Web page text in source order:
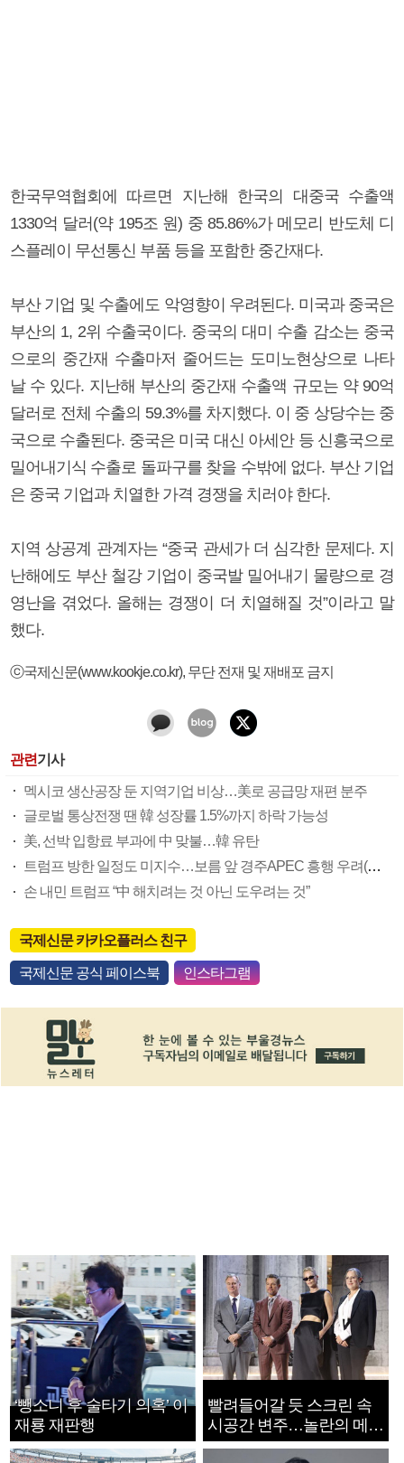
한국무역협회에 따르면 지난해 한국의 대중국 수출액
1330억 달러(약 195조 원) 중 85.86%가 메모리 반도체 디
스플레이 무선통신 부품 등을 포함한 중간재다.
부산 기업 및 수출에도 악영향이 우려된다. 미국과 중국은
부산의 1, 2위 수출국이다. 중국의 대미 수출 감소는 중국
으로의 중간재 수출마저 줄어드는 도미노현상으로 나타
날 수 있다. 지난해 부산의 중간재 수출액 규모는 약 90억
달러로 전체 수출의 59.3%를 차지했다. 이 중 상당수는 중
국으로 수출된다. 중국은 미국 대신 아세안 등 신흥국으로
밀어내기식 수출로 돌파구를 찾을 수밖에 없다. 부산 기업
은 중국 기업과 치열한 가격 경쟁을 치러야 한다.
지역 상공계 관계자는 “중국 관세가 더 심각한 문제다. 지
난해에도 부산 철강 기업이 중국발 밀어내기 물량으로 경
영난을 겪었다. 올해는 경쟁이 더 치열해질 것”이라고 말
했다.
ⓒ국제신문(www.kookje.co.kr), 무단 전재 및 재배포 금지
관련기사
멕시코 생산공장 둔 지역기업 비상…美로 공급망 재편 분주
글로벌 통상전쟁 땐 韓 성장률 1.5%까지 하락 가능성
美, 선박 입항료 부과에 中 맞불…韓 유탄
트럼프 방한 일정도 미지수…보름 앞 경주APEC 흥행 우려(종합)
손 내민 트럼프 “中 해치려는 것 아닌 도우려는 것”
국제신문 카카오플러스 친구
국제신문 공식 페이스북 인스타그램
‘뺑소니 후 술타기 의혹’ 이
재룡 재판행
빨려들어갈 듯 스크린 속
시공간 변주…놀란의 메시
지는 ‘전쟁 속죄’